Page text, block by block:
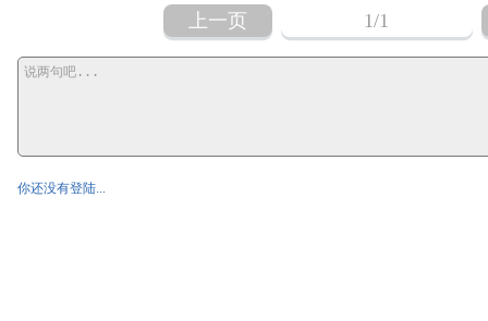
上一页 1/1
你还没有登陆...